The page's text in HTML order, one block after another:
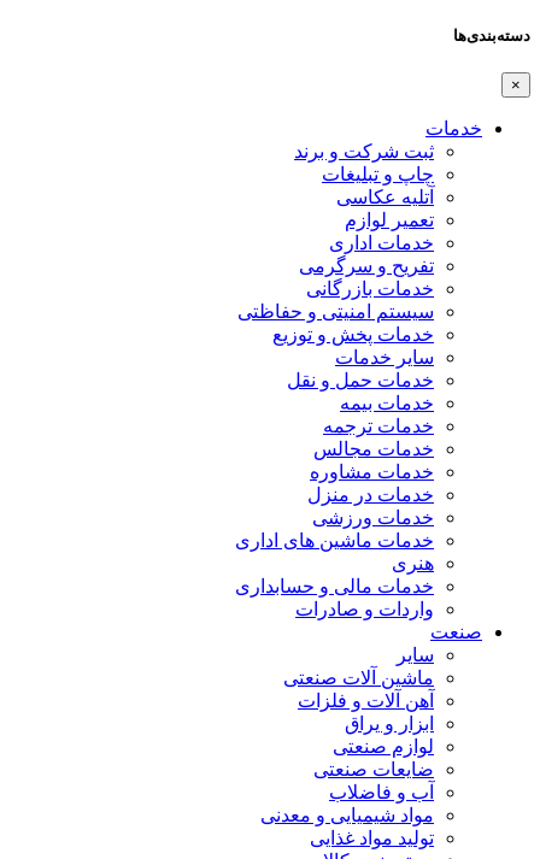
دسته‌بندی‌ها
×
خدمات
ثبت شرکت و برند
چاپ و تبلیغات
آتلیه عکاسی
تعمیر لوازم
خدمات اداری
تفریح و سرگرمی
خدمات بازرگانی
سیستم امنیتی و حفاظتی
خدمات پخش و توزیع
سایر خدمات
خدمات حمل و نقل
خدمات بیمه
خدمات ترجمه
خدمات مجالس
خدمات مشاوره
خدمات در منزل
خدمات ورزشی
خدمات ماشین های اداری
هنری
خدمات مالی و حسابداری
واردات و صادرات
صنعت
سایر
ماشین آلات صنعتی
آهن آلات و فلزات
ابزار و یراق
لوازم صنعتی
ضایعات صنعتی
آب و فاضلاب
مواد شیمیایی و معدنی
تولید مواد غذایی